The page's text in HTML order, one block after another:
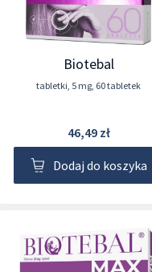
Biotebal
tabletki, 5 mg, 60 tabletek
46,49 zł
Dodaj do koszyka